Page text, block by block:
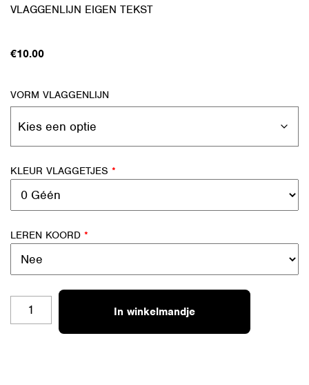
VLAGGENLIJN EIGEN TEKST
€10.00
VORM VLAGGENLIJN
KLEUR VLAGGETJES *
LEREN KOORD *
HOME
AANTAL
In winkelmandje